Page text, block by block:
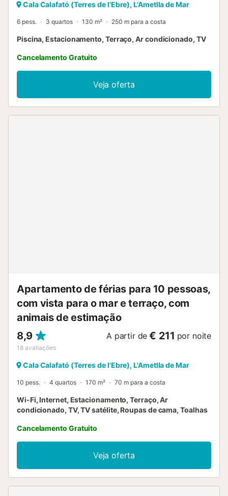
Cala Calafató (Terres de l'Ebre), L'Ametlla de Mar
6 pess. 3 quartos 130 m² 250 m para a costa
Piscina, Estacionamento, Terraço, Ar condicionado, TV
Cancelamento Gratuito
Veja oferta
Apartamento de férias para 10 pessoas,
com vista para o mar e terraço, com
animais de estimação
8,9
18 avaliações
A partir de € 211 por noite
Cala Calafató (Terres de l'Ebre), L'Ametlla de Mar
10 pess. 4 quartos 170 m² 70 m para a costa
Wi-Fi, Internet, Estacionamento, Terraço, Ar
condicionado, TV, TV satélite, Roupas de cama, Toalhas
Cancelamento Gratuito
Veja oferta